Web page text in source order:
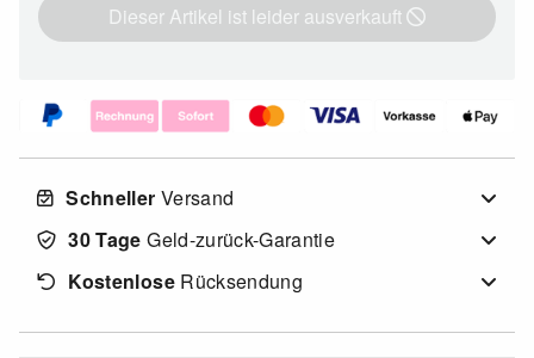
Dieser Artikel ist leider ausverkauft
Schneller Versand
30 Tage Geld-zurück-Garantie
KostenloseRücksendung